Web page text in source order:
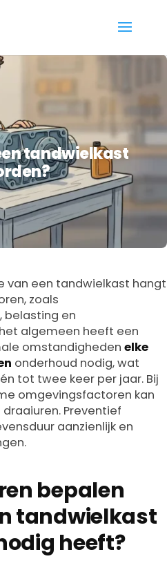
tandwielkast
van een tandwielkast hangt
zoals
belasting en
algemeen heeft een
omstandigheden elke
onderhoud nodig, wat
tot twee keer per jaar. Bij
omgevingsfactoren kan
Preventief
aanzienlijk en
bepalen
tandwielkast
heeft?